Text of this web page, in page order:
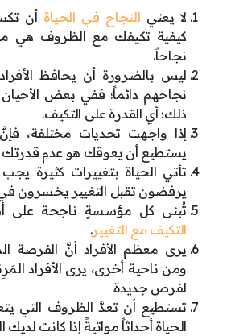
لا يعني النجاح في الحياة أن
كيفية تكيفك مع الظروف هي
نجاحاً.
ليس بالضرورة أن يحافظ
نجاحهم دائماً؛ ففي بعض
ذلك؛ أي القدرة على التكيف.
إذا واجهت تحديات مختلفة،
يستطيع أن يعوقك هو عدم قدرتك
تأتي الحياة بتغييرات كثيرة يجب
يرفضون تقبل التغيير يخسرون في
تُبنى كل مؤسسةٍ ناجحة على
التكيف مع التغيير.
يرى معظم الأفراد أنَّ الفرصة
ومن ناحية أخرى، يرى الأفراد
لفرص جديدة.
تستطيع أن تعدَّ الظروف التي
الحياة أحداثاً مواتيةً إذا كانت